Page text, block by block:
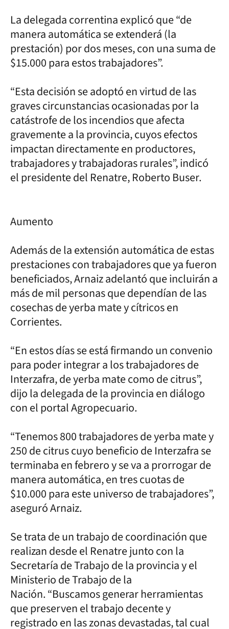
La delegada correntina explicó que “de
manera automática se extenderá (la
prestación) por dos meses, con una suma de
$15.000 para estos trabajadores”.
“Esta decisión se adoptó en virtud de las
graves circunstancias ocasionadas por la
catástrofe de los incendios que afecta
gravemente a la provincia, cuyos efectos
impactan directamente en productores,
trabajadores y trabajadoras rurales”, indicó
el presidente del Renatre, Roberto Buser.
Aumento
Además de la extensión automática de estas
prestaciones con trabajadores que ya fueron
beneficiados, Arnaiz adelantó que incluirán a
más de mil personas que dependían de las
cosechas de yerba mate y cítricos en
Corrientes.
“En estos días se está firmando un convenio
para poder integrar a los trabajadores de
Interzafra, de yerba mate como de citrus”,
dijo la delegada de la provincia en diálogo
con el portal Agropecuario.
“Tenemos 800 trabajadores de yerba mate y
250 de citrus cuyo beneficio de Interzafra se
terminaba en febrero y se va a prorrogar de
manera automática, en tres cuotas de
$10.000 para este universo de trabajadores”,
aseguró Arnaiz.
Se trata de un trabajo de coordinación que
realizan desde el Renatre junto con la
Secretaría de Trabajo de la provincia y el
Ministerio de Trabajo de la
Nación. “Buscamos generar herramientas
que preserven el trabajo decente y
registrado en las zonas devastadas, tal cual